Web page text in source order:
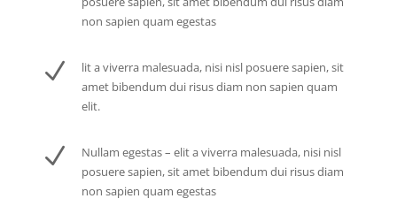
non sapien quam egestas
N
lit a viverra malesuada, nisi nisl posuere sapien, sit
amet bibendum dui risus diam non sapien quam
elit.
N
Nullam egestas – elit a viverra malesuada, nisi nisl
posuere sapien, sit amet bibendum dui risus diam
non sapien quam egestas